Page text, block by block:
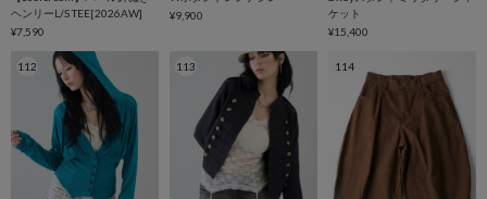
ヘンリーL/S TEE[2026AW]
¥7,590
¥9,900
ケット
¥15,400
112 113 114